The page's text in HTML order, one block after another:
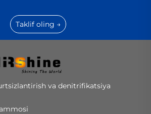
Taklif oling →
va denitrifikatsiya